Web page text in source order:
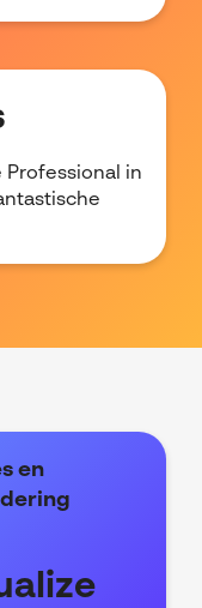
Professional in
en